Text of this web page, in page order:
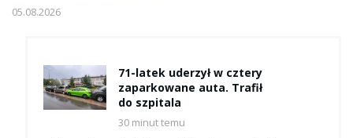
05.08.2026
71-latek uderzył w cztery
zaparkowane auta. Trafił
do szpitala
30 minut temu